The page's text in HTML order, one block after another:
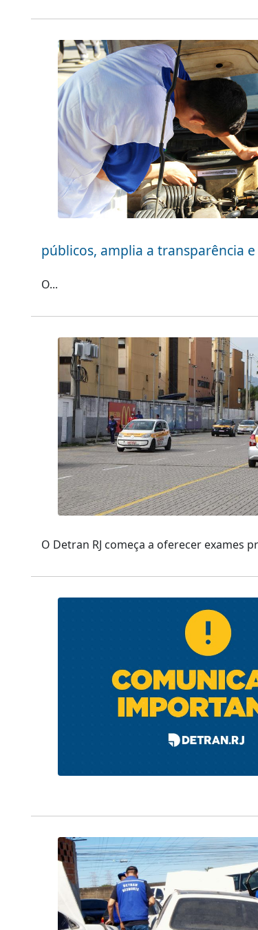
públicos, amplia a transparência
O...
O Detran RJ começa a oferecer exames